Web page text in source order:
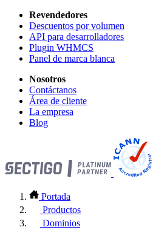
Revendedores
Descuentos por volumen
API para desarrolladores
Plugin WHMCS
Panel de marca blanca
Nosotros
Contáctanos
Área de cliente
La empresa
Blog
Portada
Productos
Dominios